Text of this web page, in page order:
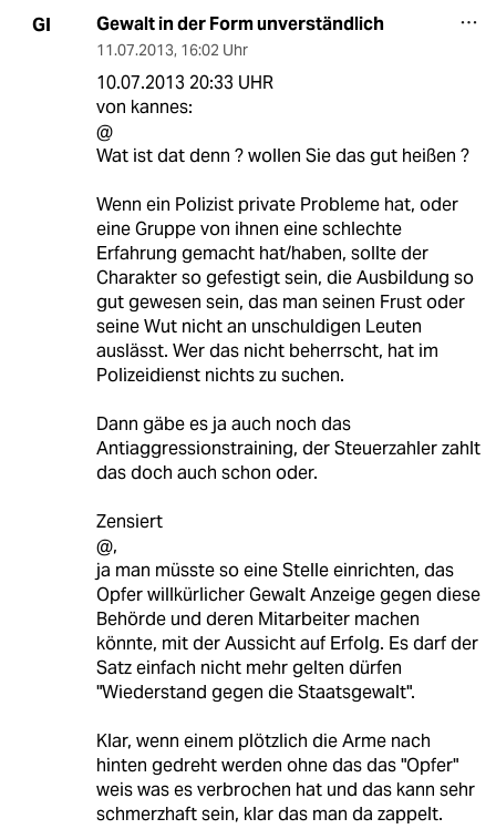
GI Gewalt in der Form unverständlich
11.07.2013, 16:02 Uhr
10.07.2013 20:33 UHR
von kannes:
@
Wat ist dat denn ? wollen Sie das gut heißen ?
Wenn ein Polizist private Probleme hat, oder
eine Gruppe von ihnen eine schlechte
Erfahrung gemacht hat/haben, sollte der
Charakter so gefestigt sein, die Ausbildung so
gut gewesen sein, das man seinen Frust oder
seine Wut nicht an unschuldigen Leuten
auslässt. Wer das nicht beherrscht, hat im
Polizeidienst nichts zu suchen.
Dann gäbe es ja auch noch das
Antiaggressionstraining, der Steuerzahler zahlt
das doch auch schon oder.
Zensiert
@,
ja man müsste so eine Stelle einrichten, das
Opfer willkürlicher Gewalt Anzeige gegen diese
Behörde und deren Mitarbeiter machen
könnte, mit der Aussicht auf Erfolg. Es darf der
Satz einfach nicht mehr gelten dürfen
"Wiederstand gegen die Staatsgewalt".
Klar, wenn einem plötzlich die Arme nach
hinten gedreht werden ohne das das "Opfer"
weis was es verbrochen hat und das kann sehr
schmerzhaft sein, klar das man da zappelt.